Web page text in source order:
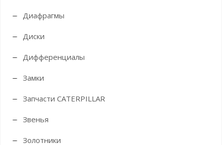
Диафрагмы
Диски
Дифференциалы
Замки
Запчасти CATERPILLAR
Звенья
Золотники